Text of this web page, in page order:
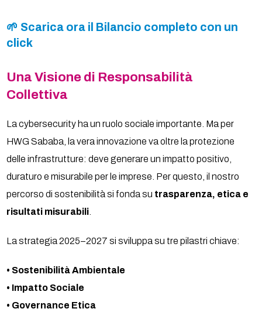
🌱 Scarica ora il Bilancio completo con un
click
Una Visione di Responsabilità
Collettiva
La cybersecurity ha un ruolo sociale importante. Ma per
HWG Sababa, la vera innovazione va oltre la protezione
delle infrastrutture: deve generare un impatto positivo,
duraturo e misurabile per le imprese. Per questo, il nostro
percorso di sostenibilità si fonda su trasparenza, etica e
risultati misurabili
La strategia 2025–2027 si sviluppa su tre pilastri chiave:
• Sostenibilità Ambientale
• Impatto Sociale
• Governance Etica